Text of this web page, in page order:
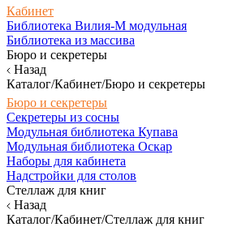
Кабинет
Библиотека Вилия-М модульная
Библиотека из массива
Бюро и секретеры
Назад
Каталог/Кабинет/Бюро и секретеры
Бюро и секретеры
Секретеры из сосны
Модульная библиотека Купава
Модульная библиотека Оскар
Наборы для кабинета
Надстройки для столов
Стеллаж для книг
Назад
Каталог/Кабинет/Стеллаж для книг